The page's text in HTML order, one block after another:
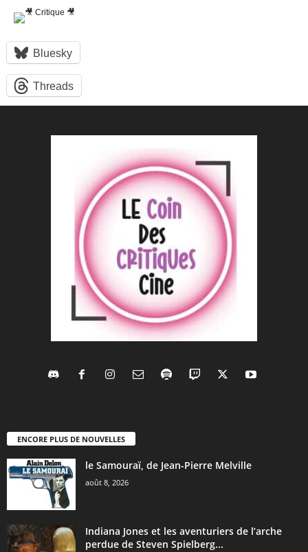
Bluesky
Threads
ENCORE PLUS DE NOUVELLES
le Samouraï, de Jean-Pierre Melville
août 8, 2026
Indiana Jones et les aventuriers de l’arche
perdue de Steven Spielberg...